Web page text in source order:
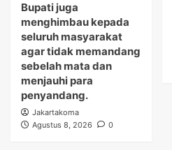
Bupati juga
menghimbau kepada
seluruh masyarakat
agar tidak memandang
sebelah mata dan
menjauhi para
penyandang.
Jakartakoma
Agustus 8, 2026
0